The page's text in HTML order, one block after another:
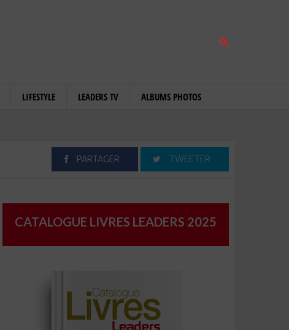
LIFESTYLE LEADERS TV ALBUMS PHOTOS
PARTAGER TWEETER
CATALOGUE LIVRES LEADERS 2025